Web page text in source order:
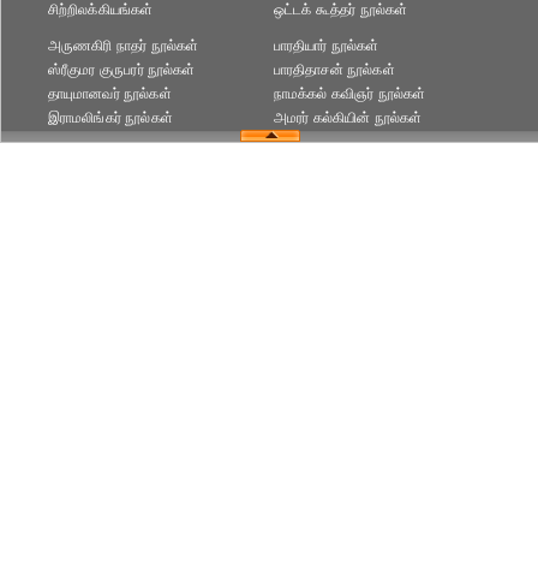
சிற்றிலக்கியங்கள்
ஒட்டக் கூத்தர் நூல்கள்
அருணகிரி நாதர் நூல்கள்
ஸ்ரீகுமர குருபரர் நூல்கள்
தாயுமானவர் நூல்கள்
இராமலிங்கர் நூல்கள்
பாரதியார் நூல்கள்
பாரதிதாசன் நூல்கள்
நாமக்கல் கவிஞர் நூல்கள்
அமரர் கல்கியின் நூல்கள்